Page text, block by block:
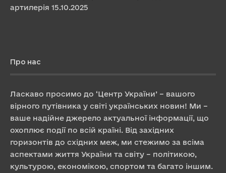
артилерія 15.10.2025
Про нас
Ласкаво просимо до ‘Центр України’ – вашого
вірного путівника у світі українських новин! Ми –
ваше надійне джерело актуальної інформації, що
охоплює події по всій країні. Від західних
горизонтів до східних меж, ми стежимо за всіма
аспектами життя України та світу – політикою,
культурою, економікою, спортом та багато іншим.